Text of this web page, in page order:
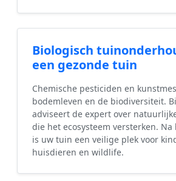
Biologisch
een gezonde tuin
Chemische pesticiden en
bodemleven en de biodiversiteit.
adviseert de expert over
die het ecosysteem versterken.
is uw tuin een veilige plek voor
huisdieren en wildlife.